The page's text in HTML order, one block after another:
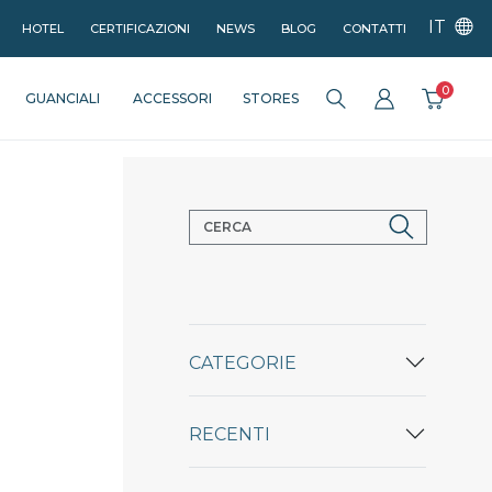
HOTEL CERTIFICAZIONI NEWS BLOG CONTATTI IT
STORES 0
GUANCIALI ACCESSORI
CATEGORIE
RECENTI